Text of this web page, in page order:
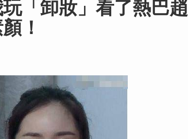
「卸妝」看了熱巴趙
！